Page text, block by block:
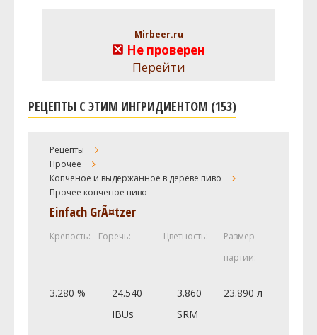
Mirbeer.ru
Не проверен
Перейти
РЕЦЕПТЫ С ЭТИМ ИНГРИДИЕНТОМ (153)
Рецепты
Прочее
Копченое и выдержанное в дереве пиво
Прочее копченое пиво
Einfach GrÃ¤tzer
Крепость: Горечь: Цветность:
Размер
партии:
3.280 %
24.540
IBUs
3.860
SRM
23.890 л